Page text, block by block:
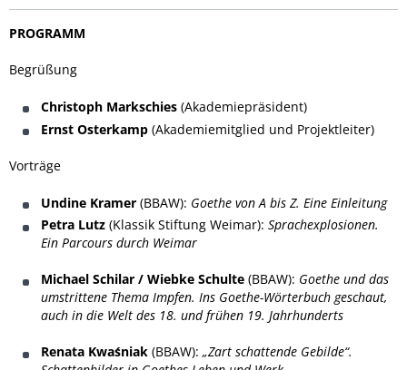
PROGRAMM
Begrüßung
Christoph Markschies (Akademiepräsident)
Ernst Osterkamp (Akademiemitglied und Projektleiter)
Vorträge
Undine Kramer (BBAW): Goethe von A bis Z. Eine Einleitung
Petra Lutz (Klassik Stiftung Weimar): Sprachexplosionen.
Ein Parcours durch Weimar
Michael Schilar / Wiebke Schulte (BBAW): Goethe und das
umstrittene Thema Impfen. Ins Goethe-Wörterbuch geschaut,
auch in die Welt des 18. und frühen 19. Jahrhunderts
Renata Kwaśniak (BBAW): „Zart schattende Gebilde“.